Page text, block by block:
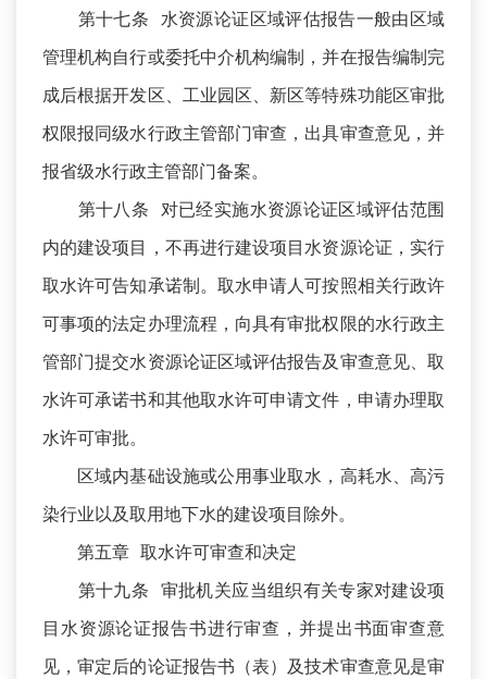
第十七条 水资源论证区域评估报告一般由区域
管理机构自行或委托中介机构编制，并在报告编制完
成后根据开发区、工业园区、新区等特殊功能区审批
权限报同级水行政主管部门审查，出具审查意见，并
报省级水行政主管部门备案。
第十八条 对已经实施水资源论证区域评估范围
内的建设项目，不再进行建设项目水资源论证，实行
取水许可告知承诺制。取水申请人可按照相关行政许
可事项的法定办理流程，向具有审批权限的水行政主
管部门提交水资源论证区域评估报告及审查意见、取
水许可承诺书和其他取水许可申请文件，申请办理取
水许可审批。
区域内基础设施或公用事业取水，高耗水、高污
染行业以及取用地下水的建设项目除外。
第五章 取水许可审查和决定
第十九条 审批机关应当组织有关专家对建设项
目水资源论证报告书进行审查，并提出书面审查意
见，审定后的论证报告书（表）及技术审查意见是审